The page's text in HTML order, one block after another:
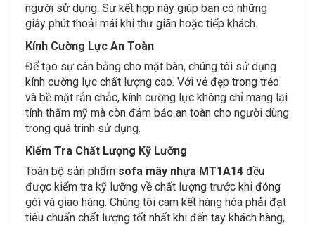
người sử dụng. Sự kết hợp này giúp bạn có những
giây phút thoải mái khi thư giãn hoặc tiếp khách.
Kính Cường Lực An Toàn
Để tạo sự cân bằng cho mặt bàn, chúng tôi sử dụng
kính cường lực chất lượng cao. Với vẻ đẹp trong trẻo
và bề mặt rắn chắc, kính cường lực không chỉ mang lại
tính thẩm mỹ mà còn đảm bảo an toàn cho người dùng
trong quá trình sử dụng.
Kiểm Tra Chất Lượng Kỹ Lưỡng
Toàn bộ sản phẩm sofa mây nhựa MT1A14 đều
được kiểm tra kỹ lưỡng về chất lượng trước khi đóng
gói và giao hàng. Chúng tôi cam kết hàng hóa phải đạt
tiêu chuẩn chất lượng tốt nhất khi đến tay khách hàng,